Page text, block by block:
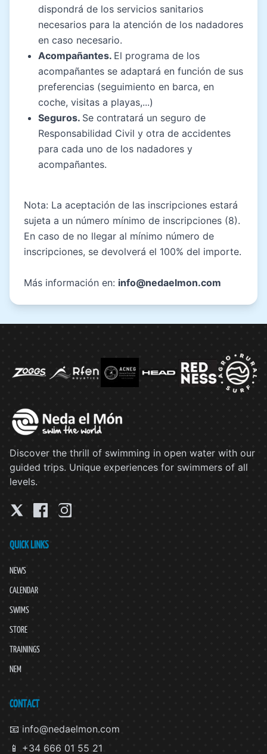
dispondrá de los servicios sanitarios
necesarios para la atención de los nadadores
en caso necesario.
Acompañantes. El programa de los
acompañantes se adaptará en función de sus
preferencias (seguimiento en barca, en
coche, visitas a playas,...)
Seguros. Se contratará un seguro de
Responsabilidad Civil y otra de accidentes
para cada uno de los nadadores y
acompañantes.
Nota: La aceptación de las inscripciones estará
sujeta a un número mínimo de inscripciones (8).
En caso de no llegar al mínimo número de
inscripciones, se devolverá el 100% del importe.
Más información en: info@nedaelmon.com
Discover the thrill of swimming in open water with our
guided trips. Unique experiences for swimmers of all
levels.
QUICK LINKS
NEWS
CALENDAR
SWIMS
STORE
TRAININGS
NEM
CONTACT
📧 info@nedaelmon.com
📱 +34 666 01 55 21